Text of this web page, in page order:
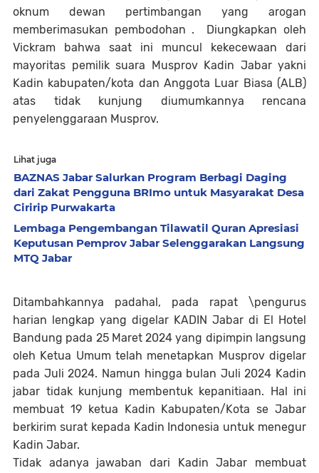
oknum dewan pertimbangan yang arogan
memberimasukan pembodohan .
Diungkapkan oleh
Vickram bahwa saat ini muncul kekecewaan dari
mayoritas pemilik suara Musprov Kadin Jabar yakni
Kadin kabupaten/kota dan Anggota Luar Biasa (ALB)
atas tidak kunjung diumumkannya rencana
penyelenggaraan Musprov.
Lihat juga
BAZNAS Jabar Salurkan Program Berbagi Daging
dari Zakat Pengguna BRImo untuk Masyarakat Desa
Ciririp Purwakarta
Lembaga Pengembangan Tilawatil Quran Apresiasi
Keputusan Pemprov Jabar Selenggarakan Langsung
MTQ Jabar
Ditambahkannya padahal, pada rapat \pengurus
harian lengkap yang digelar KADIN Jabar di El Hotel
Bandung pada 25 Maret 2024 yang dipimpin langsung
oleh Ketua Umum telah menetapkan Musprov digelar
pada Juli 2024. Namun hingga bulan Juli 2024 Kadin
jabar tidak kunjung membentuk kepanitiaan. Hal ini
membuat 19 ketua Kadin Kabupaten/Kota se Jabar
berkirim surat kepada Kadin Indonesia untuk menegur
Kadin Jabar.
Tidak adanya jawaban dari Kadin Jabar membuat